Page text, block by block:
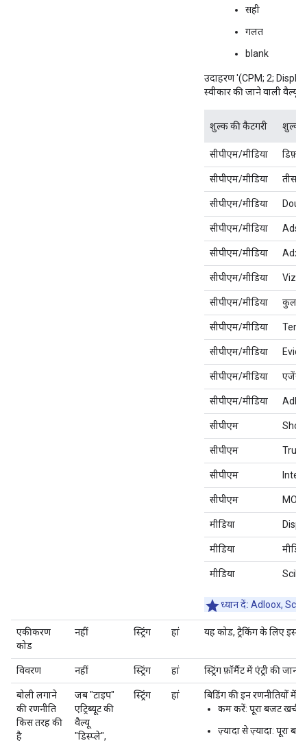
सही
गलत
blank
उदाहरण '(CPM; 2;
स्वीकार की जाने वाली वैल्यू
शुल्क की कैटगरी शुल्क
सीपीएम/मीडिया
सीपीएम/मीडिया तीसरे
सीपीएम/मीडिया
सीपीएम/मीडिया
सीपीएम/मीडिया
सीपीएम/मीडिया Vizu
सीपीएम/मीडिया कुल
सीपीएम/मीडिया
सीपीएम/मीडिया
सीपीएम/मीडिया एजेंसी
सीपीएम/मीडिया
सीपीएम
सीपीएम
सीपीएम
सीपीएम
मीडिया
मीडिया
मीडिया
ध्यान दें: Adloox,
एकीकरण
कोड
नहीं स्ट्रिंग हां यह कोड, ट्रैकिंग के लिए
विवरण नहीं स्ट्रिंग हां स्ट्रिंग फ़ॉर्मैट में एंट्री की
बोली लगाने
की रणनीति
किस तरह की
है
जब "टाइप"
एट्रिब्यूट की
वैल्यू
"डिस्प्ले",
स्ट्रिंग हां
बिडिंग की इन रणनीतियों में
कम करें: पूरा बजट खर्च
ज़्यादा से ज़्यादा: पूरा